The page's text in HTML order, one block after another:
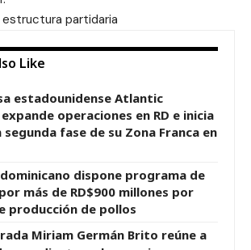
estructura partidaria
Like
estadounidense Atlantic
operaciones en RD e inicia
fase de su Zona Franca en
dispone programa de
más de RD$900 millones por
producción de pollos
Miriam Germán Brito reúne a